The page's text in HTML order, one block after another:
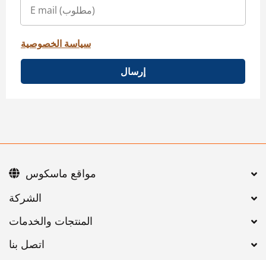
سياسة الخصوصية
إرسال
اتصل بنا
مواقع ماسكوس